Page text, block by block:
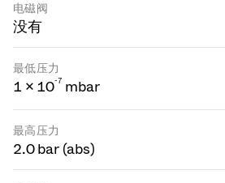
电磁阀
没有
最低压力
1 × 10-7 mbar
最高压力
2.0 bar (abs)